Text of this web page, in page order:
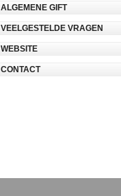
ALGEMENE GIFT
VEELGESTELDE VRAGEN
WEBSITE
CONTACT